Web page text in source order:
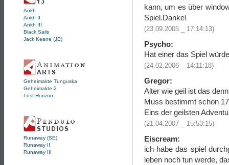
Ankh
Ankh II
Ankh III
Black Sails
Jack Keane (JE)
Geheimakte Tunguska
Geheimakte 2
Lost Horizon
Runaway (SE)
Runaway II
Runaway III
kann, um es über
Spiel.Danke!
(23.09.2005 _ 17:14:13)
Psycho:
Hat einer das Spiel
(24.02.2006 _ 14:11:18)
Gregor:
Alter wie geil ist das
Muss bestimmt schon
Eins der geilsten
(21.04.2007 _ 15:53:15)
Eiscream:
ich habe das spiel
leben noch tun werde,